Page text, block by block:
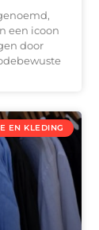
een icoon
door
EN KLEDING